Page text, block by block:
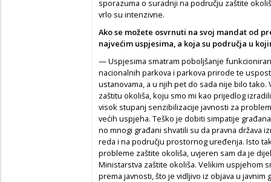
sporazuma o suradnji na području zaštite
vrlo su intenzivne.
Ako se možete osvrnuti na svoj mandat od
najvećim uspjesima, a koja su područja u
— Uspjesima smatram poboljšanje
nacionalnih parkova i parkova prirode te
ustanovama, a u njih pet do sada nije bilo
zaštitu okoliša, koju smo mi kao prijedlog
visok stupanj senzibilizacije javnosti za
većih uspjeha. Teško je dobiti simpatije
no mnogi građani shvatili su da pravna država
reda i na području prostornog uređenja. Isto
probleme zaštite okoliša, uvjeren sam da je
Ministarstva zaštite okoliša. Velikim uspjehom
prema javnosti, što je vidljivo iz objava u javnim